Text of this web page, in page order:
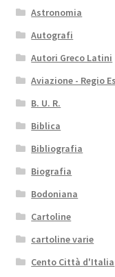
Astronomia
Autografi
Autori Greco Latini
Aviazione - Regio
B. U. R.
Biblica
Bibliografia
Biografia
Bodoniana
Cartoline
cartoline varie
Cento Città d'Italia